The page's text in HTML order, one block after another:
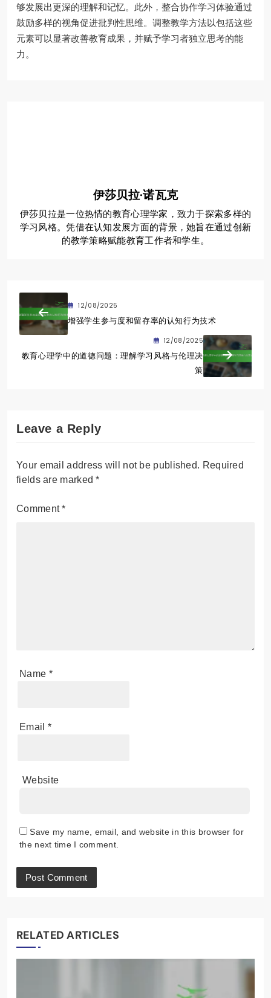
够发展出更深的理解和记忆。此外，整合协作学习体验通过
鼓励多样的视角促进批判性思维。调整教学方法以包括这些
元素可以显著改善教育成果，并赋予学习者独立思考的能
力。
伊莎贝拉·诺瓦克
伊莎贝拉是一位热情的教育心理学家，致力于探索多样的
学习风格。凭借在认知发展方面的背景，她旨在通过创新
的教学策略赋能教育工作者和学生。
12/08/2025
增强学生参与度和留存率的认知行为技术
12/08/2025
教育心理学中的道德问题：理解学习风格与伦理决
策
Leave a Reply
Your email address will not be published. Required
fields are marked*
Comment*
Name *
Email *
Website
Save my name, email, and website in this browser for
the next time I comment.
RELATED ARTICLES